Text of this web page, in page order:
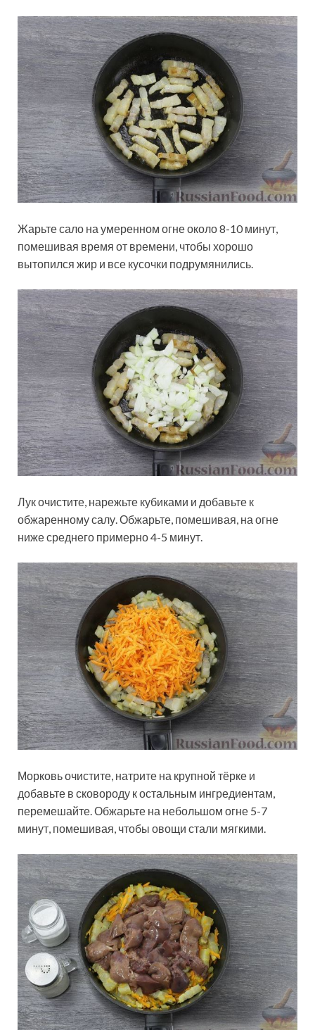
Жарьте сало на умеренном огне около 8-10 минут,
помешивая время от времени, чтобы хорошо
вытопился жир и все кусочки подрумянились.
Лук очистите, нарежьте кубиками и добавьте к
обжаренному салу. Обжарьте, помешивая, на огне
ниже среднего примерно 4-5 минут.
Морковь очистите, натрите на крупной тёрке и
добавьте в сковороду к остальным ингредиентам,
перемешайте. Обжарьте на небольшом огне 5-7
минут, помешивая, чтобы овощи стали мягкими.